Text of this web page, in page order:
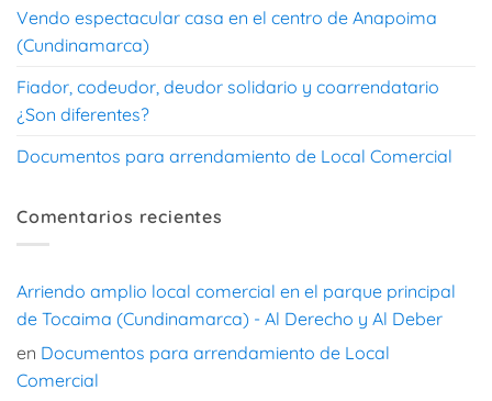
Vendo espectacular casa en el centro de Anapoima
(Cundinamarca)
Fiador, codeudor, deudor solidario y coarrendatario
¿Son diferentes?
Documentos para arrendamiento de Local Comercial
Comentarios recientes
Arriendo amplio local comercial en el parque principal
de Tocaima (Cundinamarca) - Al Derecho y Al Deber
en Documentos para arrendamiento de Local
Comercial